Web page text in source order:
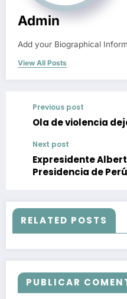
Admin
Add your Biographical
View All Posts
Previous post
Ola de violencia
Next post
Expresidente
Presidencia de
RELATED POSTS
PUBLICAR